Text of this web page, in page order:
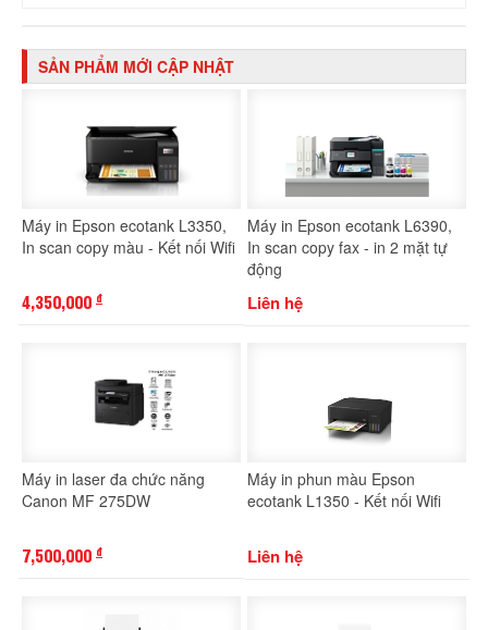
SẢN PHẨM MỚI CẬP NHẬT
Máy in Epson ecotank L3350,
In scan copy màu - Kết nối Wifi
4,350,000 đ
Máy in Epson ecotank L6390,
In scan copy fax - in 2 mặt tự
động
Liên hệ
Máy in laser đa chức năng
Canon MF 275DW
7,500,000 đ
Máy in phun màu Epson
ecotank L1350 - Kết nối Wifi
Liên hệ